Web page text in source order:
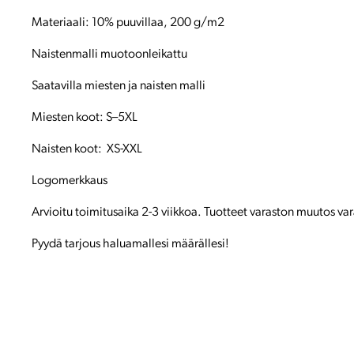
Materiaali: 10% puuvillaa, 200 g/m2
Naistenmalli muotoonleikattu
Saatavilla miesten ja naisten malli
Miesten koot: S–5XL
Naisten koot: XS-XXL
Logomerkkaus
Arvioitu toimitusaika 2-3 viikkoa. Tuotteet varaston muutos
Pyydä tarjous haluamallesi määrällesi!